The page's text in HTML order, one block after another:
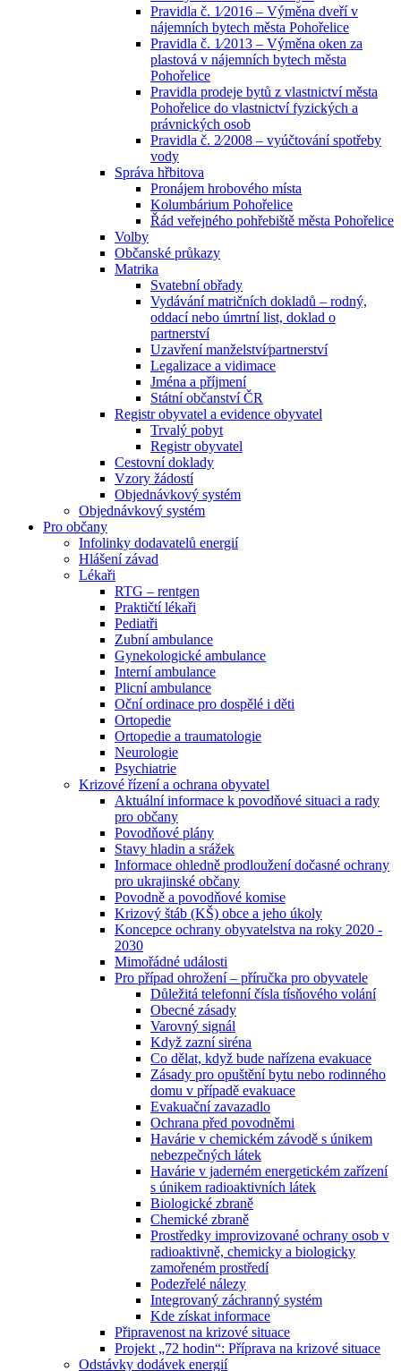
Pravidla č. 1⁄2016 – Výměna dveří v
nájemních bytech města Pohořelice
Pravidla č. 1⁄2013 – Výměna oken za
plastová v nájemních bytech města
Pohořelice
Pravidla prodeje bytů z vlastnictví města
Pohořelice do vlastnictví fyzických a
právnických osob
Pravidla č. 2⁄2008 – vyúčtování spotřeby
vody
Správa hřbitova
Pronájem hrobového místa
Kolumbárium Pohořelice
Řád veřejného pohřebiště města Pohořelice
Volby
Občanské průkazy
Matrika
Svatební obřady
Vydávání matričních dokladů – rodný,
oddací nebo úmrtní list, doklad o
partnerství
Uzavření manželství⁄partnerství
Legalizace a vidimace
Jména a příjmení
Státní občanství ČR
Registr obyvatel a evidence obyvatel
Trvalý pobyt
Registr obyvatel
Cestovní doklady
Vzory žádostí
Objednávkový systém
Objednávkový systém
Pro občany
Infolinky dodavatelů energií
Hlášení závad
Lékaři
RTG – rentgen
Praktičtí lékaři
Pediatři
Zubní ambulance
Gynekologické ambulance
Interní ambulance
Plicní ambulance
Oční ordinace pro dospělé i děti
Ortopedie
Ortopedie a traumatologie
Neurologie
Psychiatrie
Krizové řízení a ochrana obyvatel
Aktuální informace k povodňové situaci a rady
pro občany
Povodňové plány
Stavy hladin a srážek
Informace ohledně prodloužení dočasné ochrany
pro ukrajinské občany
Povodně a povodňové komise
Krizový štáb (KŠ) obce a jeho úkoly
Koncepce ochrany obyvatelstva na roky 2020 -
2030
Mimořádné události
Pro případ ohrožení – příručka pro obyvatele
Důležitá telefonní čísla tísňového volání
Obecné zásady
Varovný signál
Když zazní siréna
Co dělat, když bude nařízena evakuace
Zásady pro opuštění bytu nebo rodinného
domu v případě evakuace
Evakuační zavazadlo
Ochrana před povodněmi
Havárie v chemickém závodě s únikem
nebezpečných látek
Havárie v jaderném energetickém zařízení
s únikem radioaktivních látek
Biologické zbraně
Chemické zbraně
Prostředky improvizované ochrany osob v
radioaktivně, chemicky a biologicky
zamořeném prostředí
Podezřelé nálezy
Integrovaný záchranný systém
Kde získat informace
Připravenost na krizové situace
Projekt „72 hodin“: Příprava na krizové situace
Odstávky dodávek energií